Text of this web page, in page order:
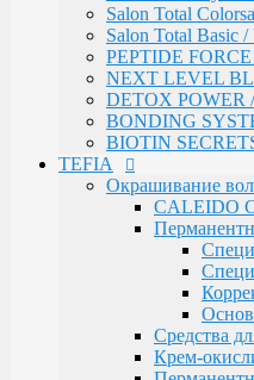
Средства
Крем-
Крем-
Гель-
MYPOINT
BTX Forte /
Ambient Form /
Ambient Expert
AMBIENT
Ambient Volume /
Salon Total
Salon Total Basic
PEPTIDE FORCE
NEXT LEVEL
DETOX POWER
BONDING
BIOTIN
TEFIA
Окрашивание
CALEIDO
Средства
Крем-